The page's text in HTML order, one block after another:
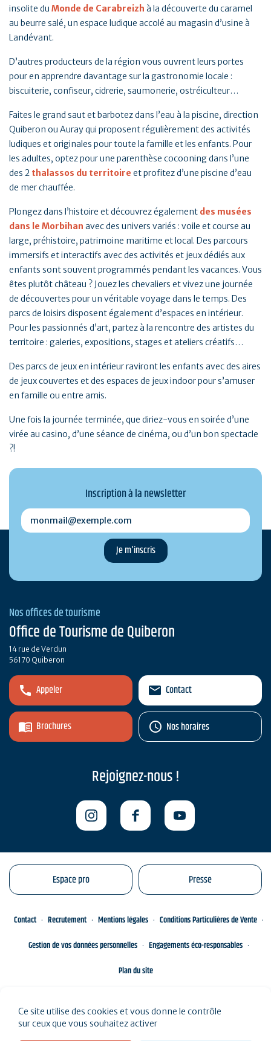
insolite du Monde de Carabreizh à la découverte du caramel
au beurre salé, un espace ludique accolé au magasin d’usine à
Landévant.
D’autres producteurs de la région vous ouvrent leurs portes
pour en apprendre davantage sur la gastronomie locale :
biscuiterie, confiseur, cidrerie, saumonerie, ostréiculteur…
Faites le grand saut et barbotez dans l’eau à la piscine, direction
Quiberon ou Auray qui proposent régulièrement des activités
ludiques et originales pour toute la famille et les enfants. Pour
les adultes, optez pour une parenthèse cocooning dans l’une
des 2 thalassos du territoire et profitez d’une piscine d’eau
de mer chauffée.
Plongez dans l’histoire et découvrez également des musées
dans le Morbihan avec des univers variés : voile et course au
large, préhistoire, patrimoine maritime et local. Des parcours
immersifs et interactifs avec des activités et jeux dédiés aux
enfants sont souvent programmés pendant les vacances. Vous
êtes plutôt château ? Jouez les chevaliers et vivez une journée
de découvertes pour un véritable voyage dans le temps. Des
parcs de loisirs disposent également d’espaces en intérieur.
Pour les passionnés d’art, partez à la rencontre des artistes du
territoire : galeries, expositions, stages et ateliers créatifs…
Des parcs de jeux en intérieur raviront les enfants avec des aires
de jeux couvertes et des espaces de jeux indoor pour s’amuser
en famille ou entre amis.
Une fois la journée terminée, que diriez-vous en soirée d’une
virée au casino, d’une séance de cinéma, ou d’un bon spectacle
?!
Inscription à la newsletter
monmail@exemple.com
Nos offices de tourisme
Office de Tourisme de Quiberon
14 rue de Verdun
56170 Quiberon
Appeler
Brochures
Contact
Nos horaires
Rejoignez-nous !
Espace pro Presse
Contact Recrutement Mentions légales
Conditions Particulières de Vente
Gestion de vos données personnelles
Engagements éco-responsables
Plan du site
Ce site utilise des cookies et vous donne le contrôle
sur ceux que vous souhaitez activer